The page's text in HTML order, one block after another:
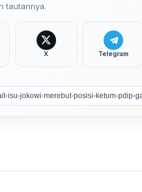
tautannya.
X Telegram